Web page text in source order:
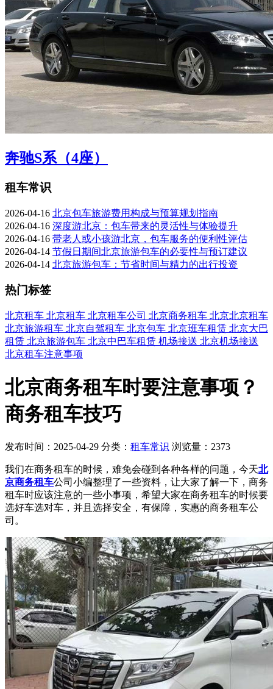
奔驰S系（4座）
租车常识
2026-04-16 北京包车旅游费用构成与预算规划指南
2026-04-16 深度游北京：包车带来的灵活性与体验提升
2026-04-16 带老人或小孩游北京，包车服务的便利性评估
2026-04-14 节假日期间北京旅游包车的必要性与预订建议
2026-04-14 北京旅游包车：节省时间与精力的出行投资
热门标签
北京租车 北京租车 北京租车公司 北京商务租车 北京北京租车
北京旅游租车 北京自驾租车 北京包车 北京班车租赁 北京大巴
租赁 北京旅游包车 北京中巴车租赁 机场接送 北京机场接送
北京租车注意事项
北京商务租车时要注意事项？
商务租车技巧
发布时间：2025-04-29 分类： 租车常识 浏览量：2373
我们在商务租车的时候，难免会碰到各种各样的问题，今天北
京商务租车公司小编整理了一些资料，让大家了解一下，商务
租车时应该注意的一些小事项，希望大家在商务租车的时候要
选好车选对车，并且选择安全，有保障，实惠的商务租车公
司。